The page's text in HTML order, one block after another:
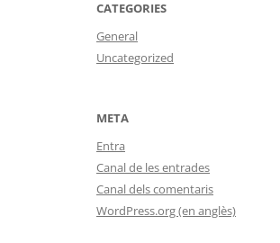
CATEGORIES
General
Uncategorized
META
Entra
Canal de les entrades
Canal dels comentaris
WordPress.org (en anglès)